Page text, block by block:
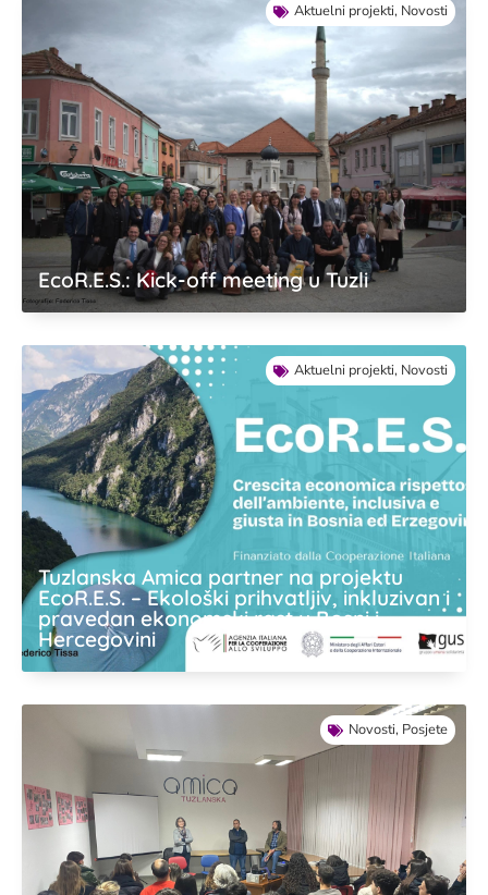
Aktuelni projekti, Novosti
EcoR.E.S.: Kick-off meeting u Tuzli
Aktuelni projekti, Novosti
Tuzlanska Amica partner na projektu
EcoR.E.S. – Ekološki prihvatljiv, inkluzivan i
pravedan ekonomski rast u Bosni i
Hercegovini
Novosti, Posjete